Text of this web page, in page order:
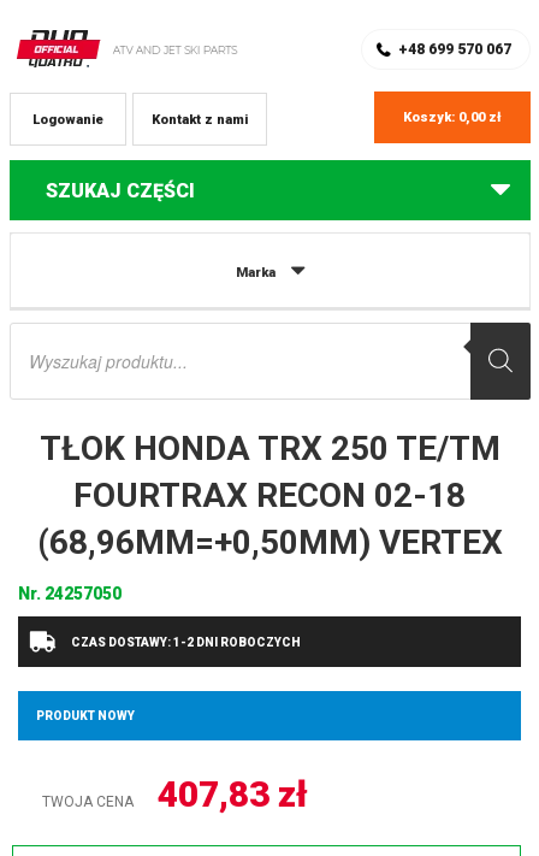
+48 699 570 067
Kontakt z nami
Logowanie Koszyk: 0,00 zł
SZUKAJ CZĘŚCI
Marka
Wyszukiwarka
Części do quadów Honda
TŁOK HONDA TRX 250 TE/TM
FOURTRAX RECON 02-18
(68,96MM=+0,50MM) VERTEX
Nr. 24257050
CZAS DOSTAWY: 1-2 DNI ROBOCZYCH
PRODUKT NOWY
TWOJA CENA 407,83 zł